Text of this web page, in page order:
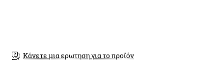
Κάνετε μια ερωτηση για το προϊόν